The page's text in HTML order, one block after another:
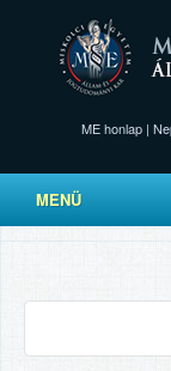
ME honlap |
MENÜ